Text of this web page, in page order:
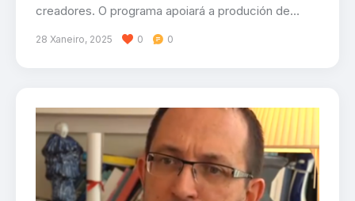
creadores. O programa apoiará a produción de…
28 Xaneiro, 2025 0 0